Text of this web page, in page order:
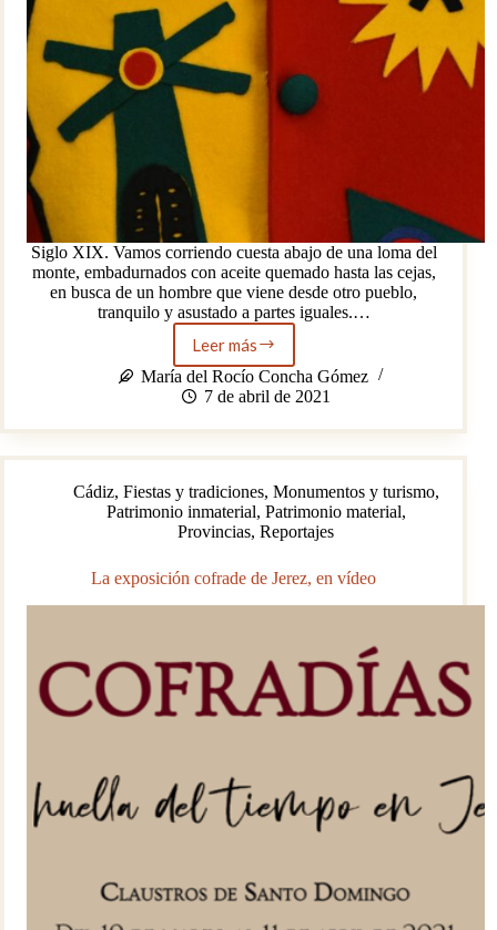
Siglo XIX. Vamos corriendo cuesta abajo de una loma del
monte, embadurnados con aceite quemado hasta las cejas,
en busca de un hombre que viene desde otro pueblo,
tranquilo y asustado a partes iguales.…
Leer más
Dos
pueblos,
un
destino:
Cascamorras
Baza
y
Guadix
María del Rocío Concha Gómez
7 de abril de 2021
Cádiz, Fiestas y tradiciones, Monumentos y turismo,
Patrimonio inmaterial, Patrimonio material,
Provincias,Reportajes
La exposición cofrade de Jerez, en vídeo